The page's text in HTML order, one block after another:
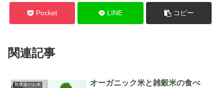
Pocket LINE コピー
関連記事
無農薬のお米
オーガニック米と雑穀米の食べ